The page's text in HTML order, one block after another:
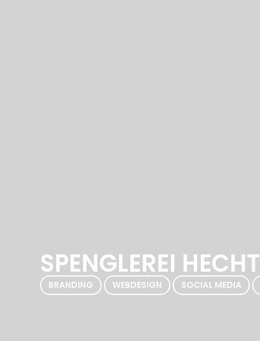
SPENGLEREI HECHT
BRANDING , WEBDESIGN , SOCIAL MEDIA ,